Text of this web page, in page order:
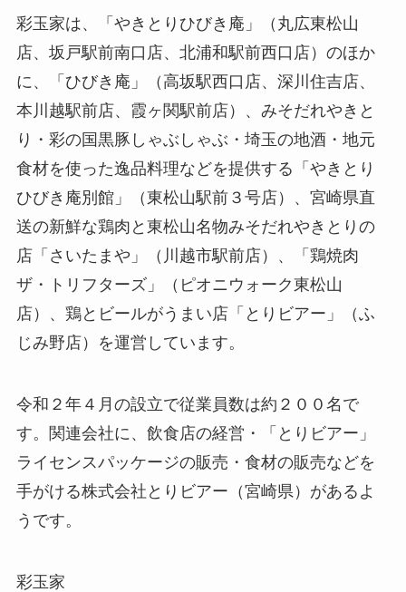
彩玉家は、「やきとりひびき庵」（丸広東松山
店、坂戸駅前南口店、北浦和駅前西口店）のほか
に、「ひびき庵」（高坂駅西口店、深川住吉店、
本川越駅前店、霞ヶ関駅前店）、みそだれやきと
り・彩の国黒豚しゃぶしゃぶ・埼玉の地酒・地元
食材を使った逸品料理などを提供する「やきとり
ひびき庵別館」（東松山駅前３号店）、宮崎県直
送の新鮮な鶏肉と東松山名物みそだれやきとりの
店「さいたまや」（川越市駅前店）、「鶏焼肉
ザ・トリフターズ」（ピオニウォーク東松山
店）、鶏とビールがうまい店「とりビアー」（ふ
じみ野店）を運営しています。
令和２年４月の設立で従業員数は約２００名で
す。関連会社に、飲食店の経営・「とりビアー」
ライセンスパッケージの販売・食材の販売などを
手がける株式会社とりビアー（宮崎県）があるよ
うです。
彩玉家